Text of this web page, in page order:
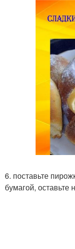
6. поставьте
бумагой,